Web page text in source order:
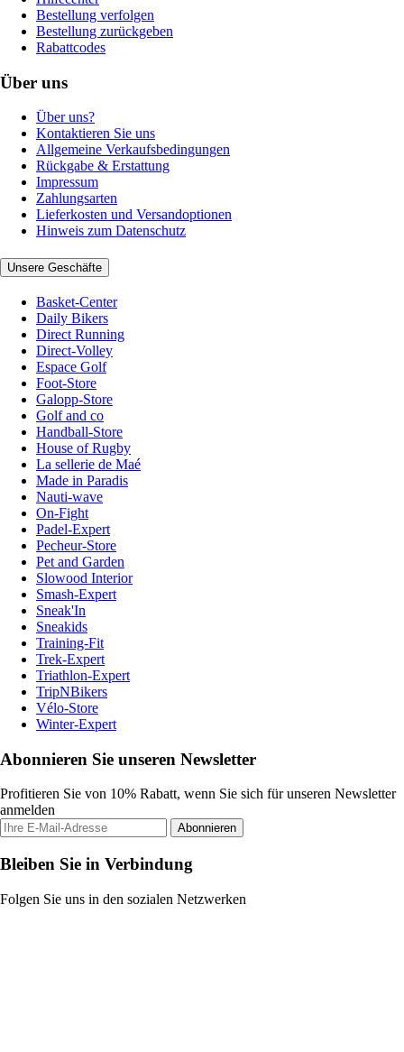
Bestellung verfolgen
Bestellung zurückgeben
Rabattcodes
Über uns
Über uns?
Kontaktieren Sie uns
Allgemeine Verkaufsbedingungen
Rückgabe & Erstattung
Impressum
Zahlungsarten
Lieferkosten und Versandoptionen
Hinweis zum Datenschutz
Unsere Geschäfte
Basket-Center
Daily Bikers
Direct Running
Direct-Volley
Espace Golf
Foot-Store
Galopp-Store
Golf and co
Handball-Store
House of Rugby
La sellerie de Maé
Made in Paradis
Nauti-wave
On-Fight
Padel-Expert
Pecheur-Store
Pet and Garden
Slowood Interior
Smash-Expert
Sneak'In
Sneakids
Training-Fit
Trek-Expert
Triathlon-Expert
TripNBikers
Vélo-Store
Winter-Expert
Abonnieren Sie unseren Newsletter
Profitieren Sie von 10% Rabatt, wenn Sie sich für unseren Newsletter
anmelden
Abonnieren
Bleiben Sie in Verbindung
Folgen Sie uns in den sozialen Netzwerken